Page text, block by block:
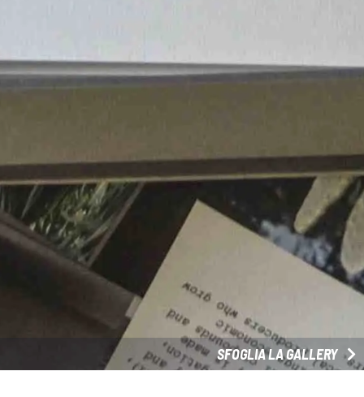
SFOGLIA LA GALLERY